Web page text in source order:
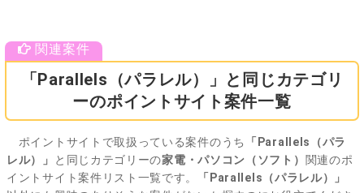
「Parallels（パラレル）」と同じカテゴリ
ーのポイントサイト案件一覧
ポイントサイトで取扱っている案件のうち
「Parallels（パラ
レル）」
と同じカテゴリーの家電・パソコン（ソフト） 関連のポ
イントサイト案件リスト一覧です。
「Parallels（パラレル）」